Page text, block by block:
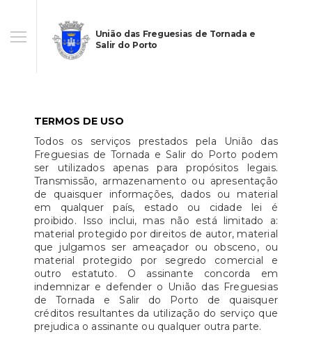
União das Freguesias de Tornada e
Salir do Porto
TERMOS DE USO
Todos os serviços prestados pela União das
Freguesias de Tornada e Salir do Porto podem
ser utilizados apenas para propósitos legais.
Transmissão, armazenamento ou apresentação
de quaisquer informações, dados ou material
em qualquer país, estado ou cidade lei é
proibido. Isso inclui, mas não está limitado a:
material protegido por direitos de autor, material
que julgamos ser ameaçador ou obsceno, ou
material protegido por segredo comercial e
outro estatuto. O assinante concorda em
indemnizar e defender o União das Freguesias
de Tornada e Salir do Porto de quaisquer
créditos resultantes da utilização do serviço que
prejudica o assinante ou qualquer outra parte.